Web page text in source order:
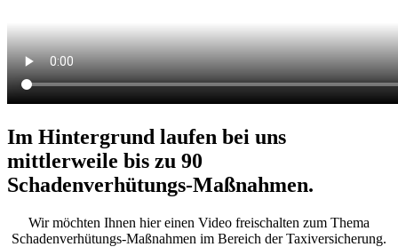
Im Hintergrund laufen bei uns
mittlerweile bis zu 90
Schadenverhütungs-Maßnahmen.
Wir möchten Ihnen hier einen Video freischalten zum Thema
Schadenverhütungs-Maßnahmen im Bereich der Taxiversicherung.